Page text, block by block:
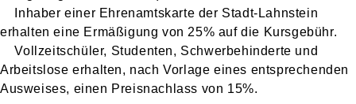
Inhaber einer Ehrenamtskarte der Stadt-Lahnstein
erhalten eine Ermäßigung von 25% auf die Kursgebühr.
Vollzeitschüler, Studenten, Schwerbehinderte und
Arbeitslose erhalten, nach Vorlage eines entsprechenden
Ausweises, einen Preisnachlass von 15%.